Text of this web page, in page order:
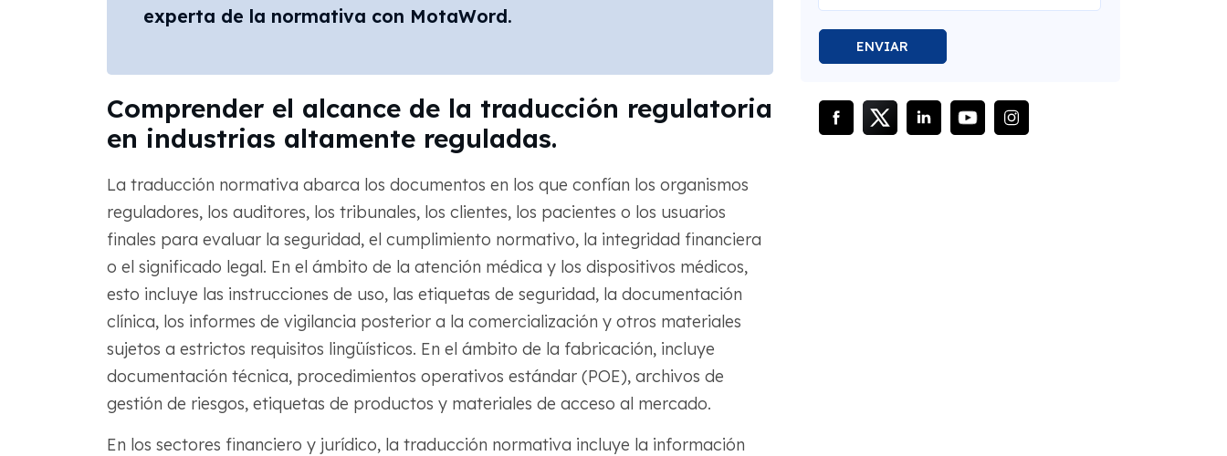
experta de la normativa con MotaWord.
Comprender el alcance de la traducción regulatoria
en industrias altamente reguladas.
La traducción normativa abarca los documentos en los que confían los organismos
reguladores, los auditores, los tribunales, los clientes, los pacientes o los usuarios
finales para evaluar la seguridad, el cumplimiento normativo, la integridad financiera
o el significado legal. En el ámbito de la atención médica y los dispositivos médicos,
esto incluye las instrucciones de uso, las etiquetas de seguridad, la documentación
clínica, los informes de vigilancia posterior a la comercialización y otros materiales
sujetos a estrictos requisitos lingüísticos. En el ámbito de la fabricación, incluye
documentación técnica, procedimientos operativos estándar (POE), archivos de
gestión de riesgos, etiquetas de productos y materiales de acceso al mercado.
En los sectores financiero y jurídico, la traducción normativa incluye la información
ENVIAR